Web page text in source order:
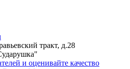
тракт, д.28